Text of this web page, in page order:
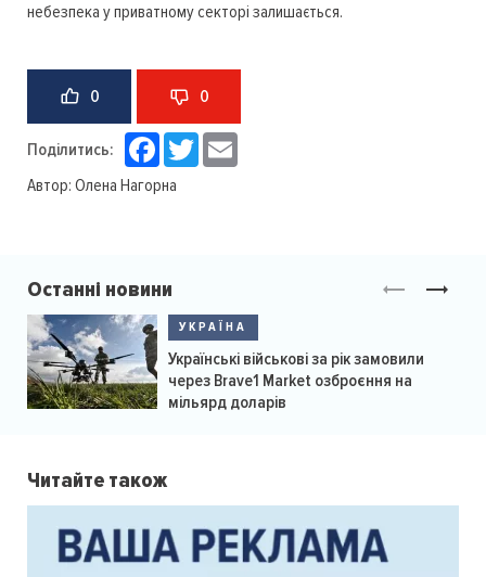
небезпека у приватному секторі залишається.
0 0
Поділитись: Facebook
Twitter
Автор: Олена Нагорна
Останні новини
УКРАЇНА
Українські військові за рік замовили
через Brave1 Market озброєння на
мільярд доларів
Читайте також